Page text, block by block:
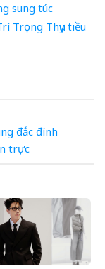
sung túc
Trọng Thụy tiều
đắc đính
trực